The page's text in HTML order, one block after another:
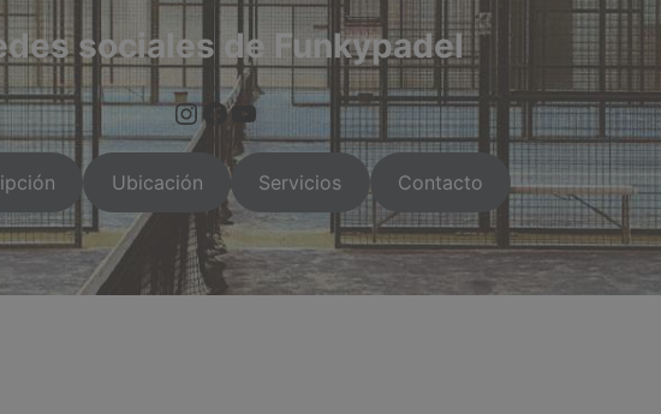
sociales de Funkypadel
https://www.instagram.com/arganda.info/?next=%2F
https://www.facebook.com/people/Arganda-Infoo/100095551090524/
https://arganda.info/
Ubicación Servicios Contacto